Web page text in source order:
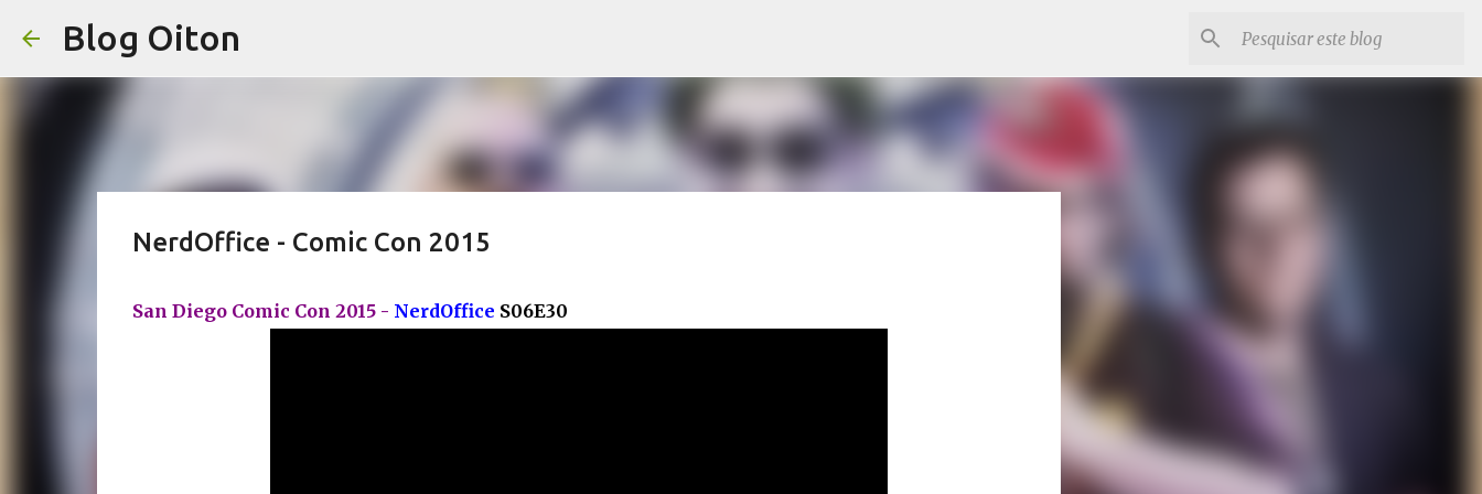
Blog Oiton
NerdOffice - Comic Con 2015
San Diego Comic Con 2015 - NerdOffice S06E30